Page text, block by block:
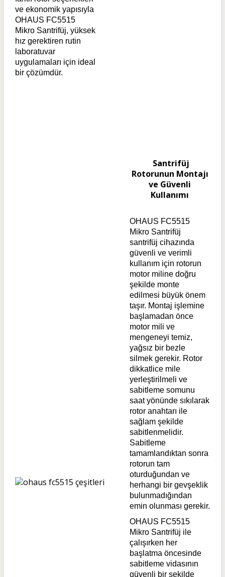
ve ekonomik yapısıyla
OHAUS FC5515
Mikro Santrifüj, yüksek
hız gerektiren rutin
laboratuvar
uygulamaları için ideal
bir çözümdür.
Santrifüj
Rotorunun Montajı
ve Güvenli
Kullanımı
OHAUS FC5515
Mikro Santrifüj
santrifüj cihazında
güvenli ve verimli
kullanım için rotorun
motor miline doğru
şekilde monte
edilmesi büyük önem
taşır. Montaj işlemine
başlamadan önce
motor mili ve
mengeneyi temiz,
yağsız bir bezle
silmek gerekir. Rotor
dikkatlice mile
yerleştirilmeli ve
sabitleme somunu
saat yönünde sıkılarak
rotor anahtarı ile
sağlam şekilde
sabitlenmelidir.
Sabitleme
tamamlandıktan sonra
rotorun tam
oturduğundan ve
herhangi bir gevşeklik
bulunmadığından
emin olunması gerekir.
OHAUS FC5515
Mikro Santrifüj ile
çalışırken her
başlatma öncesinde
sabitleme vidasının
güvenli bir şekilde